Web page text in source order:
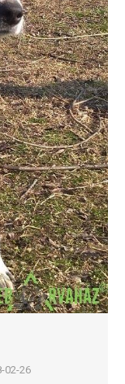
02-26